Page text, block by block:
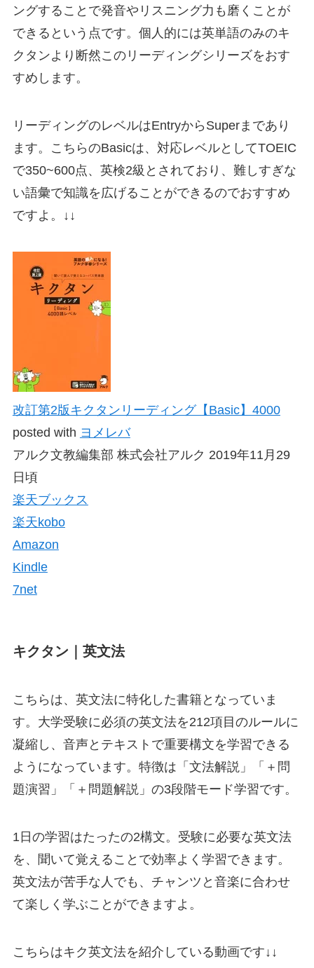
ングすることで発音やリスニング力も磨くことが
できる という点です。個人的には英単語のみのキ
クタンより断然このリーディングシリーズをおす
すめします。
リーディングのレベルはEntryからSuperまであり
ます。こちらのBasicは、対応レベルとしてTOEIC
で350~600点、英検2級とされており、難しすぎな
い語彙で知識を広げることができるのでおすすめ
ですよ。↓↓
改訂第2版キクタンリーディング【Basic】4000
posted with ヨメレバ
アルク文教編集部 株式会社アルク 2019年11月29
日頃
楽天ブックス
楽天kobo
Amazon
Kindle
7net
キクタン｜英文法
こちらは、英文法に特化した書籍となっていま
す。 大学受験に必須の英文法を212項目のルールに
凝縮 し、音声とテキストで重要構文を学習できる
ようになっています。特徴は「文法解説」「＋問
題演習」「＋問題解説」の3段階モード学習です。
1日の学習はたったの2構文。受験に必要な英文法
を、聞いて覚えることで効率よく学習できます。
英文法が苦手な人でも、チャンツと音楽に合わせ
て楽しく学ぶことができますよ。
こちらはキク英文法を紹介している動画です↓↓